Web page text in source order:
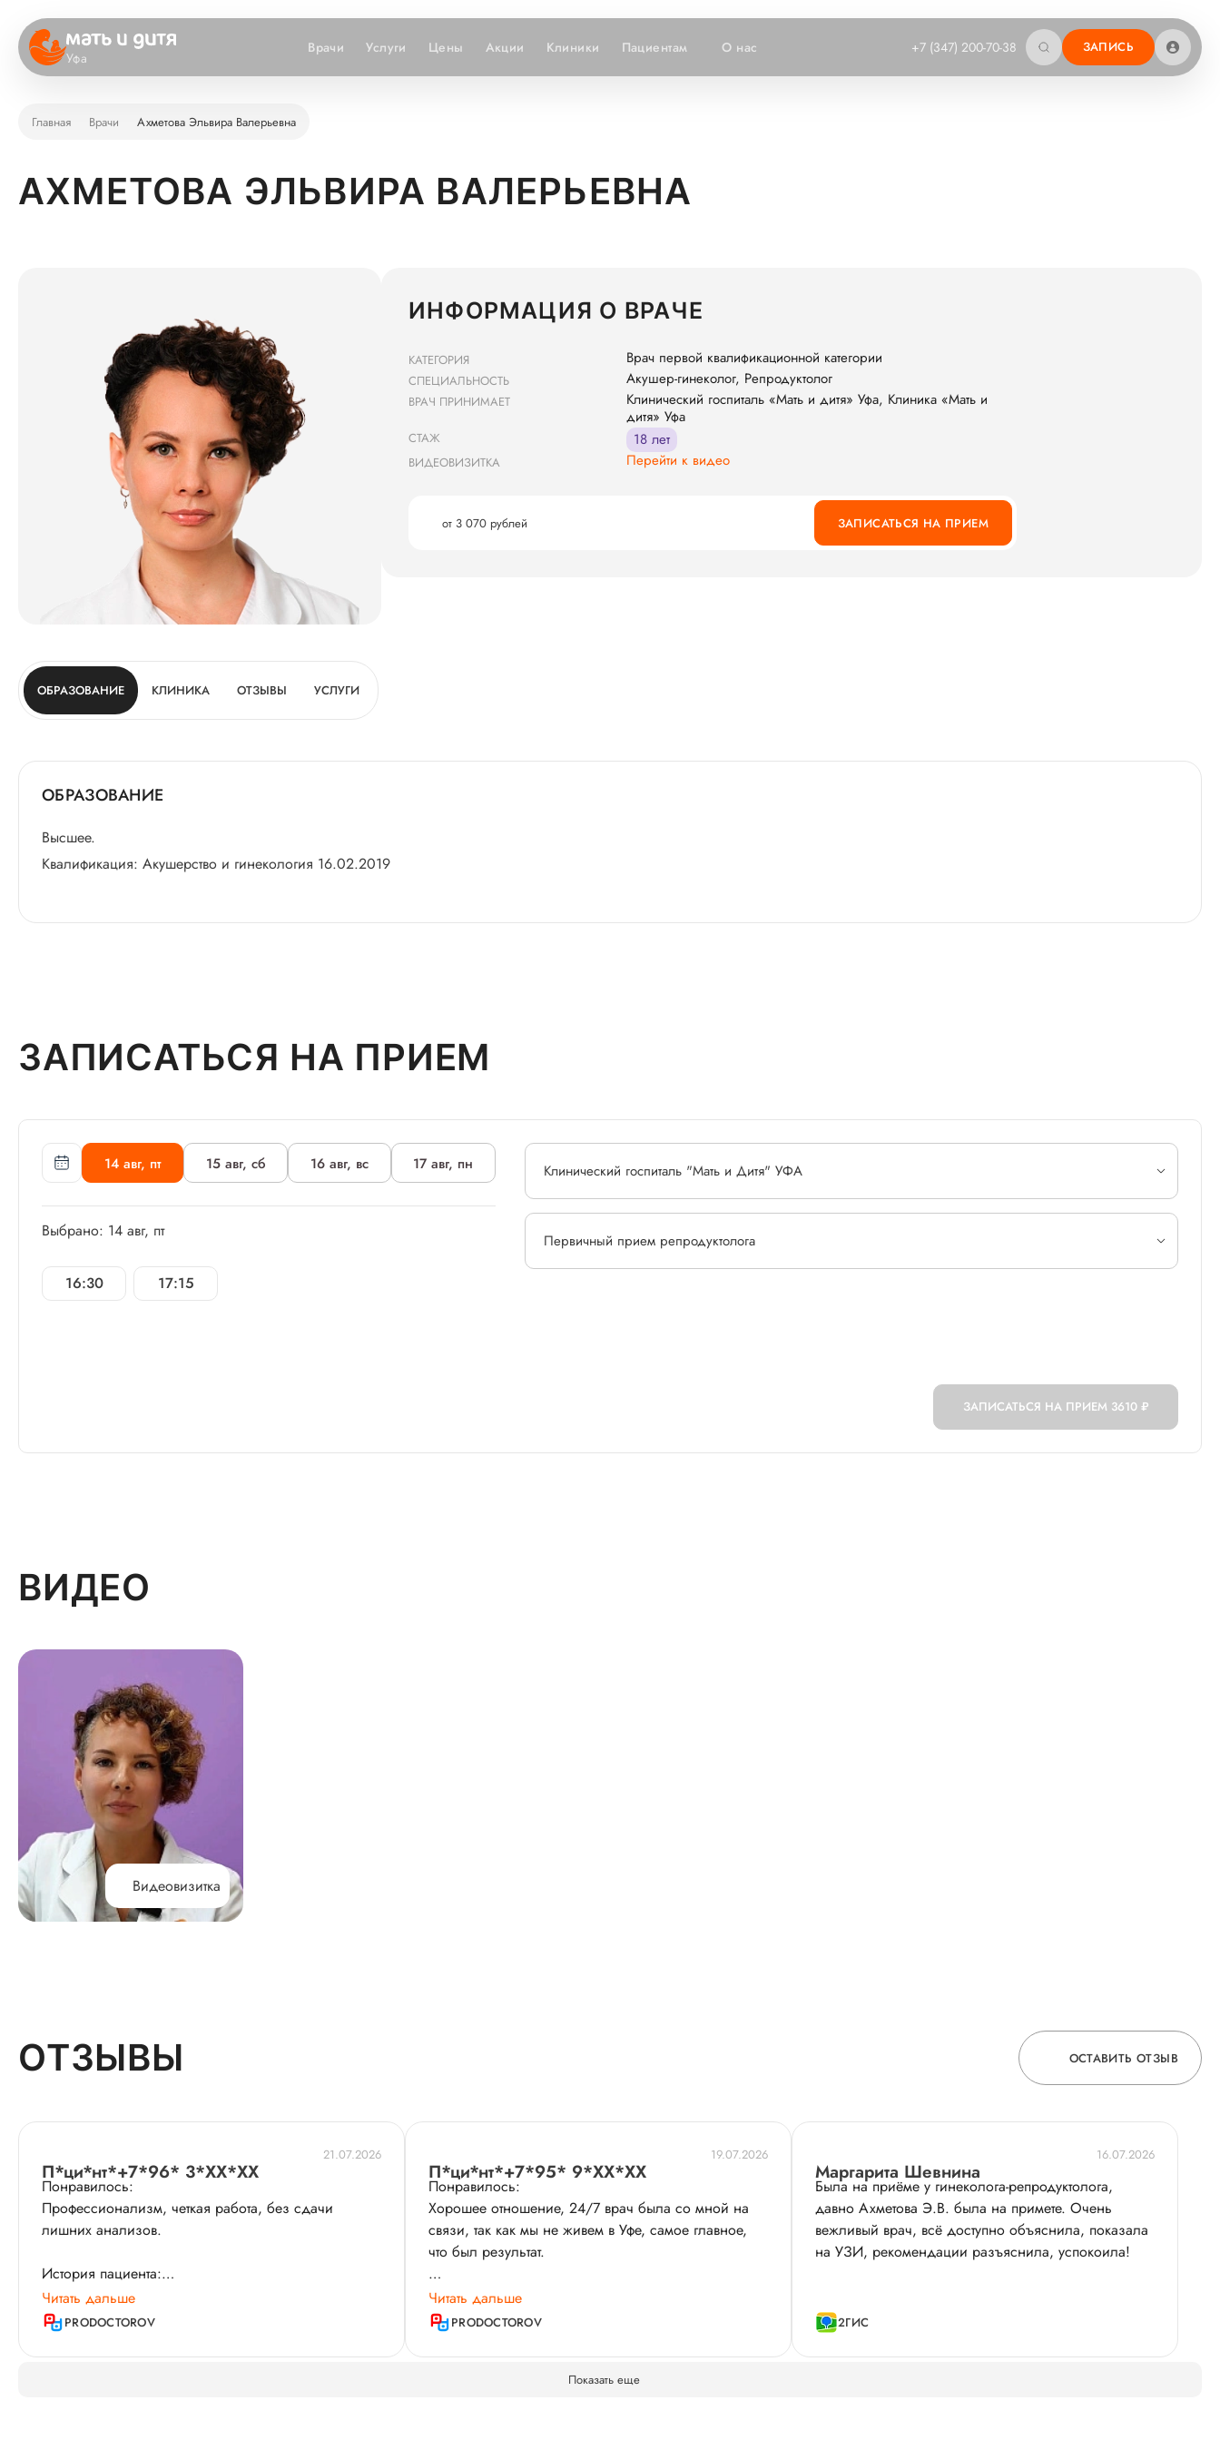
Уфа
Врачи Услуги Цены Акции Клиники Пациентам О нас +7 (347) 200-70-38 ЗАПИСЬ
Главная Врачи Ахметова Эльвира Валерьевна
АХМЕТОВА ЭЛЬВИРА ВАЛЕРЬЕВНА
ИНФОРМАЦИЯ О ВРАЧЕ
КАТЕГОРИЯ Врач первой квалификационной категории
СПЕЦИАЛЬНОСТЬ Акушер-гинеколог, Репродуктолог
ВРАЧ ПРИНИМАЕТ
Клинический госпиталь «Мать и дитя» Уфа, Клиника «Мать и
дитя» Уфа
СТАЖ 18 лет
ВИДЕОВИЗИТКА Перейти к видео
от 3 070 рублей ЗАПИСАТЬСЯ НА ПРИЕМ
ОБРАЗОВАНИЕ КЛИНИКА ОТЗЫВЫ УСЛУГИ
ОБРАЗОВАНИЕ
Высшее.
Квалификация: Акушерство и гинекология 16.02.2019
ЗАПИСАТЬСЯ НА ПРИЕМ
14 авг, пт 15 авг, сб 16 авг, вс 17 авг, пн
Выбрано: 14 авг, пт
16:30 17:15
Клинический госпиталь "Мать и Дитя" УФА
Первичный прием репродуктолога
ЗАПИСАТЬСЯ НА ПРИЕМ 3610 ₽
ВИДЕО
Видеовизитка
ОТЗЫВЫ ОСТАВИТЬ ОТЗЫВ
ГОРЯЧАЯ ЛИНИЯ КАЧЕСТВА
21.07.2026
П*ци*нт*+7*96* 3*XX*XX
Понравилось:
Профессионализм, четкая работа, без сдачи
лишних анализов​.
История пациента:
С Эльвирой Валерьевной мы познакомились в
декабре 2025 года, после того как я 3 года
безуспешно проходила бесконечные
обследования, ненужные манипуляции у других
Читать дальше
PRODOCTOROV
19.07.2026
П*ци*нт*+7*95* 9*XX*XX
Понравилось:
Хорошее отношение, 24/7 врач была со мной на
связи, так как мы не живем в Уфе, самое главное,
что был результат.
История пациента:
У меня СПКЯ, поменяв кучу врачей, пришла к
Эльвире Валерьевне. Сразу подобрали план
лечения, делали ВМИ, получилось со второго
раза, я готова Эльвире Валерьевне всю жизнь руки
Читать дальше
PRODOCTOROV
16.07.2026
Маргарита Шевнина
Была на приёме у гинеколога-репродуктолога,
давно Ахметова Э.В. была на примете. Очень
вежливый врач, всё доступно объяснила, показала
на УЗИ, рекомендации разъяснила, успокоила!
2ГИС
Показать еще